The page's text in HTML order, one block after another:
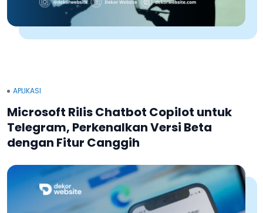
APLIKASI
Microsoft Rilis Chatbot Copilot untuk
Telegram, Perkenalkan Versi Beta
dengan Fitur Canggih